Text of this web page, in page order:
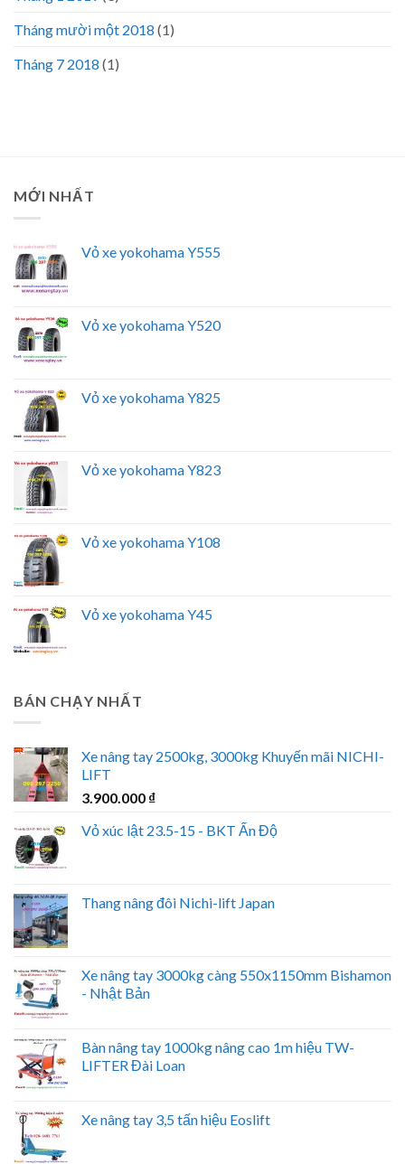
Tháng mười một 2018 (1)
Tháng 7 2018 (1)
MỚI NHẤT
Vỏ xe yokohama Y555
Vỏ xe yokohama Y520
Vỏ xe yokohama Y825
Vỏ xe yokohama Y823
Vỏ xe yokohama Y108
Vỏ xe yokohama Y45
BÁN CHẠY NHẤT
Xe nâng tay 2500kg, 3000kg Khuyến mãi NICHI-
LIFT
3.900.000 ₫
Vỏ xúc lật 23.5-15 - BKT Ấn Độ
Thang nâng đôi Nichi-lift Japan
Xe nâng tay 3000kg càng 550x1150mm Bishamon
- Nhật Bản
Bàn nâng tay 1000kg nâng cao 1m hiệu TW-
LIFTER Đài Loan
Xe nâng tay 3,5 tấn hiệu Eoslift